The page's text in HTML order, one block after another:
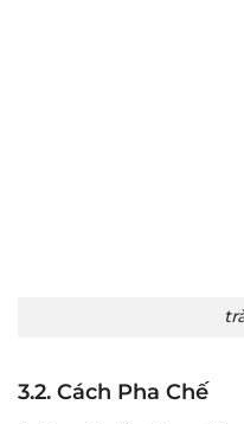
3.2. Cách Pha Chế